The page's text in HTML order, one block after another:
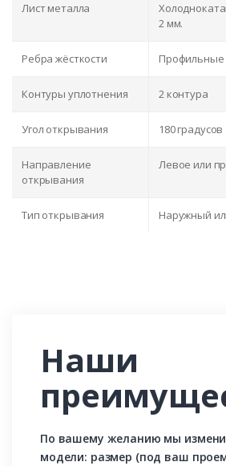
Лист металла
2 мм.
Ребра жёсткости Профильные
Контуры уплотнения 2 контура
Угол открывания 180 градусов
Направление
открывания
Левое или
Тип открывания Наружный
Наши
По вашему желанию мы
модели: размер (под ваш